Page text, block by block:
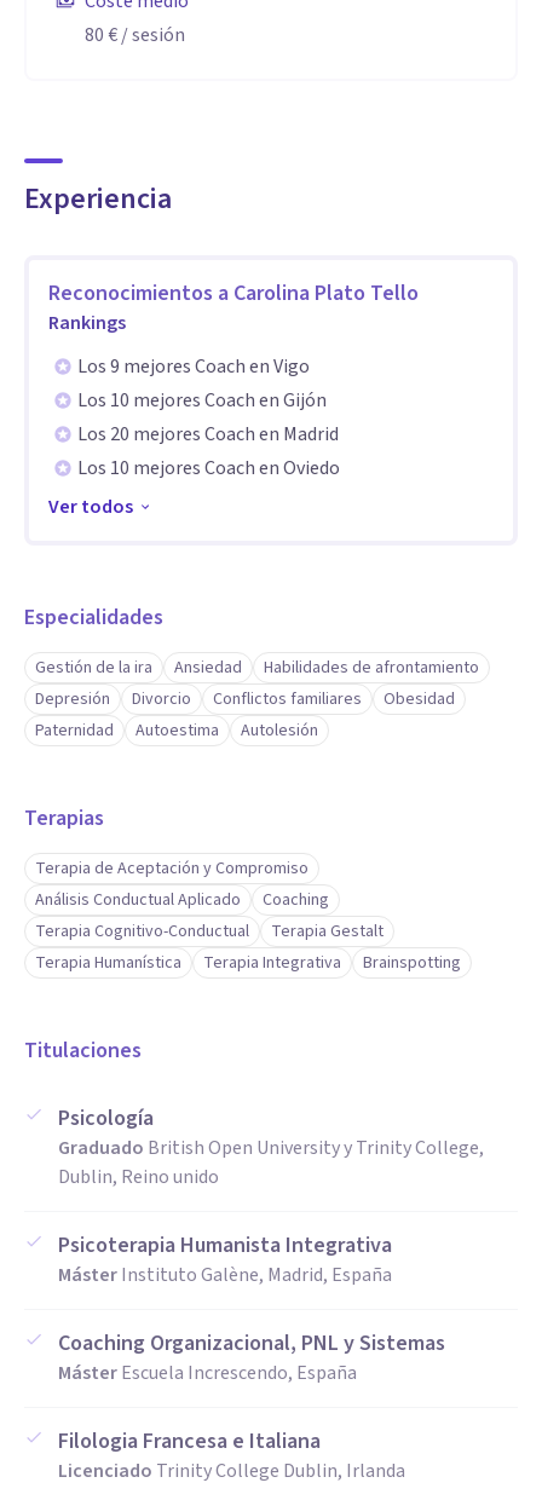
80 €/ sesión
Experiencia
Reconocimientos a Carolina Plato Tello
Rankings
Los 9 mejores Coach en Vigo
Los 10 mejores Coach en Gijón
Los 20 mejores Coach en Madrid
Los 10 mejores Coach en Oviedo
Ver todos
Especialidades
Gestión de la ira Ansiedad
Habilidades de afrontamiento
Depresión
Divorcio Conflictos familiares
Obesidad
Paternidad
Autoestima Autolesión
Terapias
Terapia de Aceptación y Compromiso
Análisis Conductual Aplicado
Coaching
Terapia Cognitivo-Conductual
Terapia Gestalt
Terapia Humanística
Terapia Integrativa Brainspotting
Titulaciones
Psicología
Graduado British Open University y Trinity College,
Dublin, Reino unido
Psicoterapia Humanista Integrativa
MásterInstituto Galène, Madrid, España
Coaching Organizacional, PNL y Sistemas
MásterEscuela Increscendo, España
Filologia Francesa e Italiana
Licenciado Trinity College Dublin, Irlanda